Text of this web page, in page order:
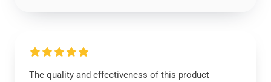
The quality and effectiveness of this product